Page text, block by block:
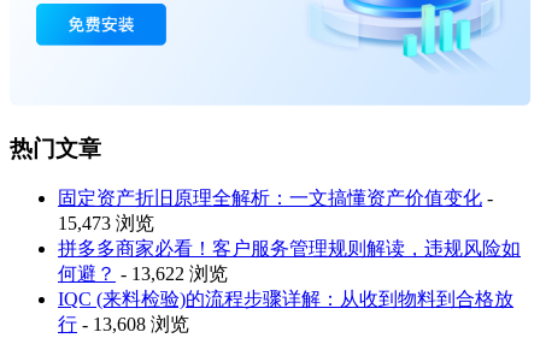
热门文章
固定资产折旧原理全解析：一文搞懂资产价值变化 -
15,473 浏览
拼多多商家必看！客户服务管理规则解读，违规风险如
何避？ - 13,622 浏览
IQC (来料检验)的流程步骤详解：从收到物料到合格放
行 - 13,608 浏览